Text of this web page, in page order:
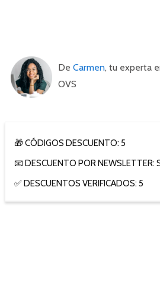
De Carmen, tu experta
OVS
🎁 CÓDIGOS DESCUENTO: 5
📧 DESCUENTO POR NEWSLETTER:
✅ DESCUENTOS VERIFICADOS: 5